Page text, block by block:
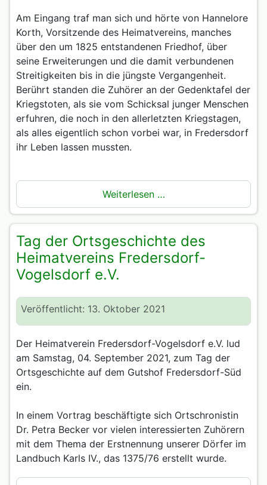
Am Eingang traf man sich und hörte von Hannelore
Korth, Vorsitzende des Heimatvereins, manches
über den um 1825 entstandenen Friedhof, über
seine Erweiterungen und die damit verbundenen
Streitigkeiten bis in die jüngste Vergangenheit.
Berührt standen die Zuhörer an der Gedenktafel der
Kriegstoten, als sie vom Schicksal junger Menschen
erfuhren, die noch in den allerletzten Kriegstagen,
als alles eigentlich schon vorbei war, in Fredersdorf
ihr Leben lassen mussten.
Weiterlesen …
Tag der Ortsgeschichte des
Heimatvereins Fredersdorf-
Vogelsdorf e.V.
Veröffentlicht: 13. Oktober 2021
Der Heimatverein Fredersdorf-Vogelsdorf e.V. lud
am Samstag, 04. September 2021, zum Tag der
Ortsgeschichte auf dem Gutshof Fredersdorf-Süd
ein.
In einem Vortrag beschäftigte sich Ortschronistin
Dr. Petra Becker vor vielen interessierten Zuhörern
mit dem Thema der Erstnennung unserer Dörfer im
Landbuch Karls IV., das 1375/76 erstellt wurde.